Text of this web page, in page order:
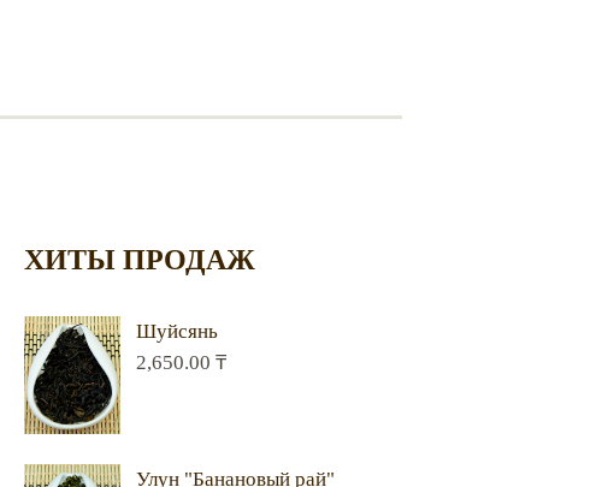
ХИТЫ ПРОДАЖ
Шуйсянь
2,650.00 ₸
Улун "Банановый рай"